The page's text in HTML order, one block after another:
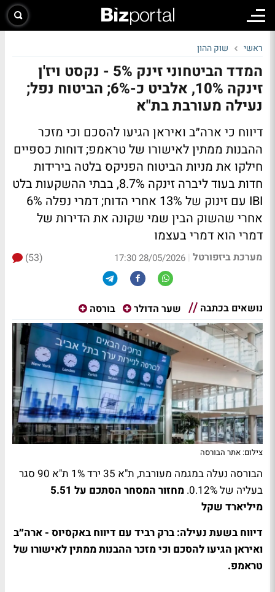
ראשי שוק ההון
המדד הביטחוני זינק 5% - נקסט ויז'ן
זינקה 10%, אלביט כ-6%; הביטוח נפל;
נעילה מעורבת בת"א
דיווח כי ארה״ב ואיראן הגיעו להסכם וכי מזכר
ההבנות ממתין לאישורו של טראמפ; דוחות כספיים
חילקו את מניות הביטוח הפניקס בלטה בירידות
חדות בעוד ליברה זינקה 8.7%, בבתי ההשקעות בלט
IBI עם זינוק של 13% אחרי הדוח; דמרי נפלה 6%
אחרי שהשוק הבין שמי שקונה את הדירות של
דמרי הוא דמרי בעצמו
מערכת ביזפורטל |
28/05/2026 17:30
(53)
נושאים בכתבה שער הדולר בורסה
צילום: אתר הבורסה
הבורסה נעלה במגמה מעורבת, ת"א 35 ירד 1% ת"א 90 סגר
בעליה של 0.12%.
מחזור המסחר הסתכם על 5.51
מיליארד שקל
דיווח בשעת נעילה: ברק רביד עם דיווח באקסיוס - ארה״ב
ואיראן הגיעו להסכם וכי מזכר ההבנות ממתין לאישורו של
טראמפ.